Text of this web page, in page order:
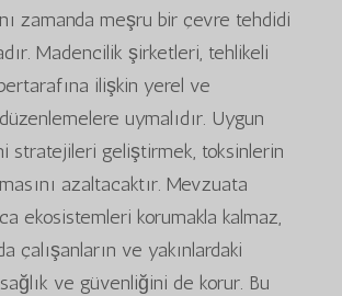
zamanda meşru bir çevre tehdidi
Madencilik şirketleri, tehlikeli
ilişkin yerel ve
uymalıdır. Uygun
stratejileri geliştirmek, toksinlerin
azaltacaktır. Mevzuata
ekosistemleri korumakla kalmaz,
çalışanların ve yakınlardaki
ve güvenliğini de korur. Bu